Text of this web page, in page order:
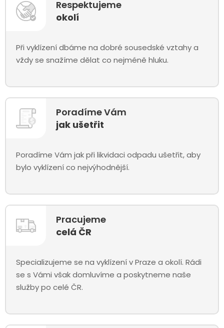
Respektujeme
okolí
Při vyklízení dbáme na dobré sousedské vztahy a
vždy se snažíme dělat co nejméně hluku.
Poradíme Vám
jak ušetřit
Poradíme Vám jak při likvidaci odpadu ušetřit, aby
bylo vyklízení co nejvýhodnější.
Pracujeme
celá ČR
Specializujeme se na vyklízení v Praze a okolí. Rádi
se s Vámi však domluvíme a poskytneme naše
služby po celé ČR.